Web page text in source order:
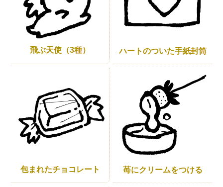
飛ぶ天使（3種） ハートのついた手紙封筒
包まれたチョコレート 苺にクリームをつける